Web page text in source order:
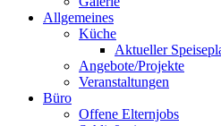
Allgemeines
Küche
Aktueller
Angebote/Projekte
Veranstaltungen
Büro
Offene Elternjobs